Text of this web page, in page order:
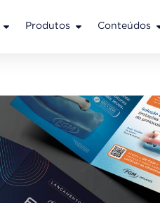
Produtos Conteúdos